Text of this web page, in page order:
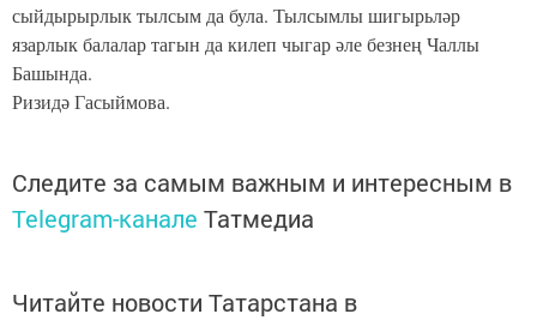
сыйдырырлык тылсым да була. Тылсымлы шигырьләр
язарлык балалар тагын да килеп чыгар әле безнең Чаллы
Башында.
Ризидә Гасыймова.
Следите за самым важным и интересным в
Telegram-канале Татмедиа
Читайте новости Татарстана в